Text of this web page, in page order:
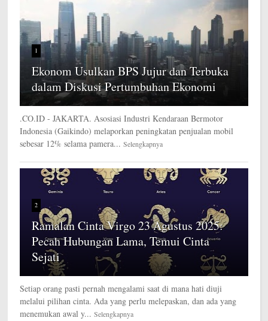
1
Ekonom Usulkan BPS Jujur dan Terbuka
dalam Diskusi Pertumbuhan Ekonomi
.CO.ID - JAKARTA. Asosiasi Industri Kendaraan Bermotor
Indonesia (Gaikindo) melaporkan peningkatan penjualan mobil
sebesar 12% selama pamera... Selengkapnya
2
Ramalan Cinta Virgo 23 Agustus 2025:
Pecah Hubungan Lama, Temui Cinta
Sejati
Setiap orang pasti pernah mengalami saat di mana hati diuji
melalui pilihan cinta. Ada yang perlu melepaskan, dan ada yang
menemukan awal y... Selengkapnya